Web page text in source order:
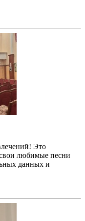
Это
любимые песни
данных и